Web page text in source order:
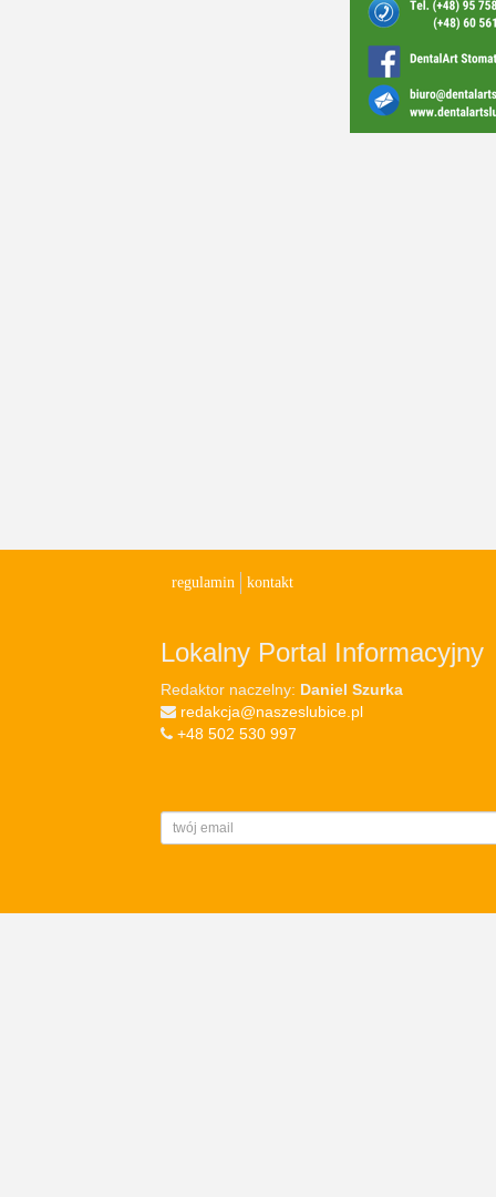
regulamin kontakt
Lokalny Portal Informacyjny
Redaktor naczelny: Daniel Szurka
redakcja@naszeslubice.pl
+48 502 530 997